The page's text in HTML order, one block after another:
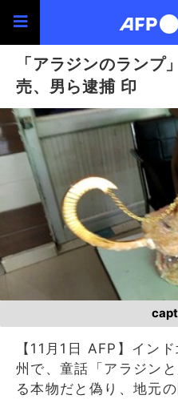
「アラジンのラン
売、男ら逮捕 印
【11月1日 AFP】イン
州で、童話「アラジン
る本物だと偽り、地元